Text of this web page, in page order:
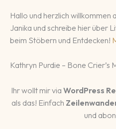
Hallo und herzlich willkommen
Janika und schreibe hier über
beim Stöbern und Entdecken!
Kathryn Purdie – Bone Crier’s
Ihr wollt mir via WordPress
als das! Einfach
und